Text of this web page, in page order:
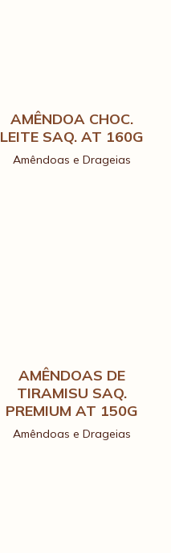
Amêndoas e Drageias
AMÊNDOA CHOC.
LEITE SAQ. AT 160G
Amêndoas e Drageias
AMÊNDOAS DE
TIRAMISU SAQ.
PREMIUM AT 150G